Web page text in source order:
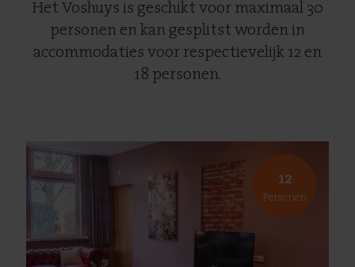
Het Voshuys is geschikt voor maximaal 30
personen en kan gesplitst worden in
accommodaties voor respectievelijk 12 en
18 personen.
12
Personen